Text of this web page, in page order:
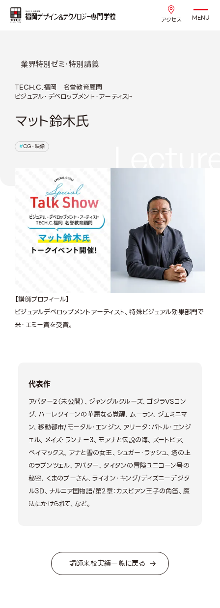
アクセス MENU
業界特別ゼミ・特別講義
TECH.C.福岡 名誉教育顧問
ビジュアル・デベロップメント・アーティスト
マット鈴木氏
CG・映像
【講師プロフィール】
ビジュアルデベロップメントアーティスト、特殊ビジュアル効果部門で
米・エミー賞を受賞。
代表作
アバター2（未公開）、ジャングルクルーズ、ゴジラVSコン
グ、ハーレクイーンの華麗なる覚醒、ムーラン、ジェミニマ
ン、移動都市/モータル・エンジン、アリータ：バトル・エンジ
ェル、メイズ・ランナー3、モアナと伝説の海、ズートピア、
ベイマックス、アナと雪の女王、シュガー・ラッシュ、塔の上
のラプンツェル、アバター、タイタンの冒険ユニコーン号の
秘密、くまのプーさん、ライオン・キング/ディズニーデジタ
ル3D、ナルニア国物語/第2章：カスピアン王子の角笛、魔
法にかけられて、など。
講師来校実績一覧に戻る